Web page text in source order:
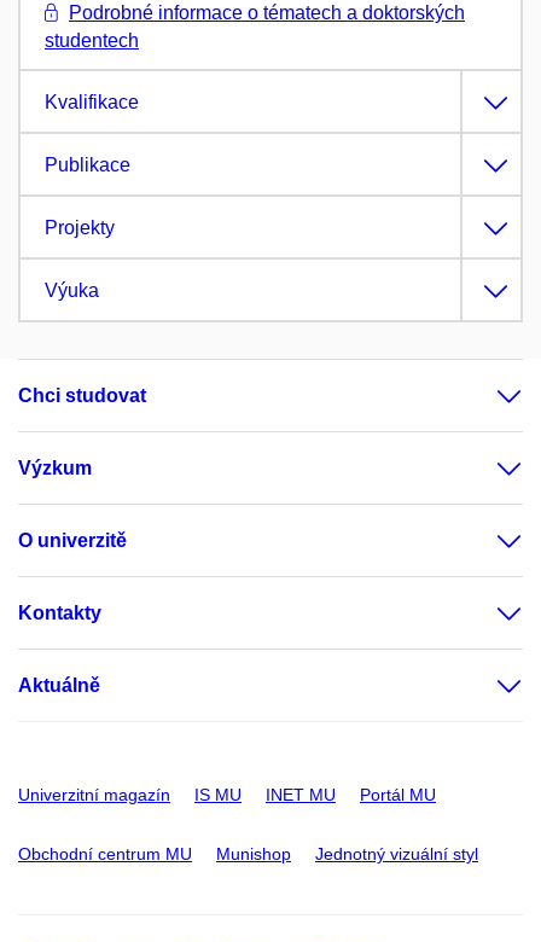
Podrobné informace o tématech a doktorských
studentech
Kvalifikace
Publikace
Projekty
Výuka
Chci studovat
Výzkum
O univerzitě
Kontakty
Aktuálně
Univerzitní magazín IS MU INET MU Portál MU
Obchodní centrum MU Munishop Jednotný vizuální styl